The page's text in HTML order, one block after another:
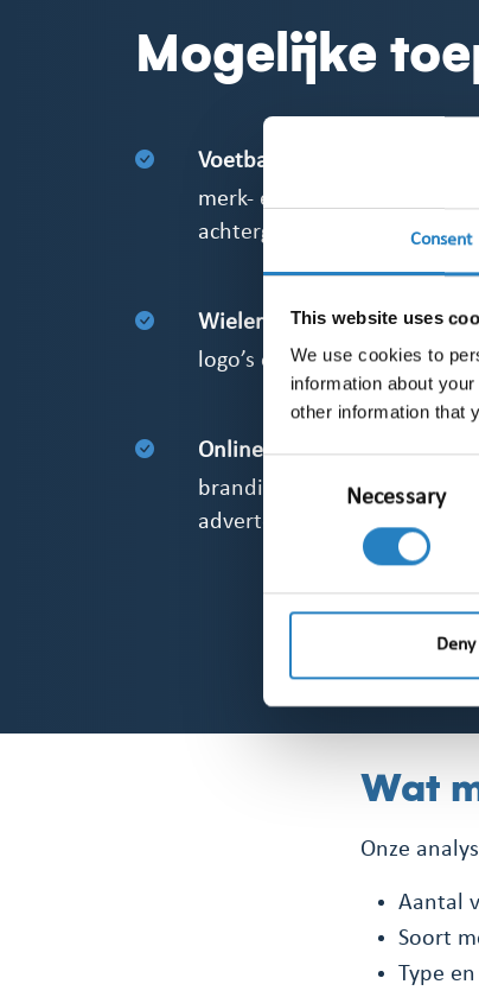
Consent
This website uses
We use cookies to
information about
other information that
SelectionNecessary
Deny
Mogelijke
Voetbalstadions en
merk- en logo-exposure op
achtergrondbanners bij
Wielerkoersen en
logo’s op shirts, fietsen,
Online sportstreams en
branding in graphics,
advertenties
Wat
Onze
Aantal
Soort
Type